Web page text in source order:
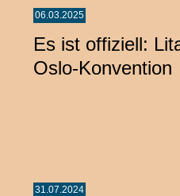
06.03.2025
Es ist offiziell:
Oslo-Konvention
31.07.2024